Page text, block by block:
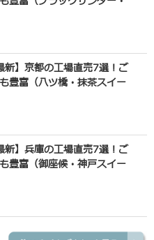
新】京都の工場直売7選！ご
豊富（八ツ橋・抹茶スイー
新】兵庫の工場直売7選！ご
豊富（御座候・神戸スイー